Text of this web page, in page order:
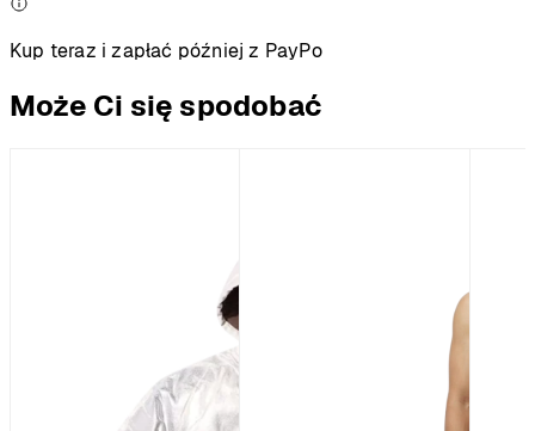
Kup teraz i zapłać później z PayPo
Może Ci się spodobać